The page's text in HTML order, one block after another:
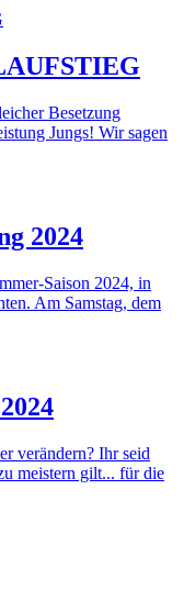
Besetzung
Jungs! Wir sagen
2024
Saison 2024, in
Am Samstag, dem
verändern? Ihr seid
meistern gilt... für die